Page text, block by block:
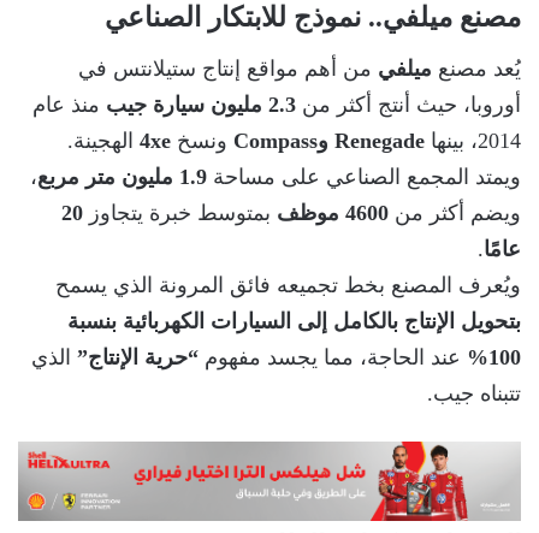
مصنع ميلفي.. نموذج للابتكار الصناعي
يُعد مصنع ميلفي من أهم مواقع إنتاج ستيلانتس في
أوروبا، حيث أنتج أكثر من 2.3 مليون سيارة جيب
منذ عام
2014، بينها
Renegade وCompass ونسخ 4xe الهجينة.
ويمتد المجمع الصناعي على مساحة 1.9 مليون متر مربع
،
ويضم أكثر من 4600 موظف بمتوسط خبرة يتجاوز 20
عامًا.
ويُعرف المصنع بخط تجميعه فائق المرونة الذي يسمح
بتحويل الإنتاج بالكامل إلى السيارات الكهربائية بنسبة
100%
عند الحاجة، مما يجسد مفهوم “حرية الإنتاج” الذي
تتبناه جيب.